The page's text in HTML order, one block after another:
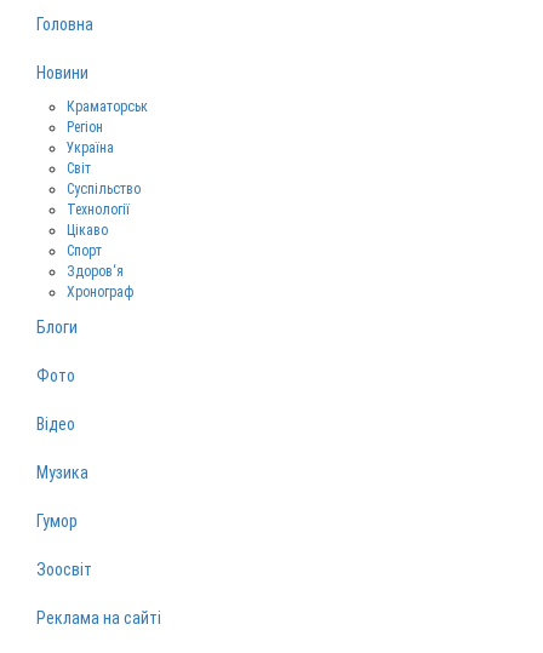
Головна
Новини
Краматорськ
Регіон
Україна
Світ
Суспільство
Технології
Цікаво
Спорт
Здоров‘я
Хронограф
Блоги
Фото
Відео
Музика
Гумор
Зоосвіт
Реклама на сайті